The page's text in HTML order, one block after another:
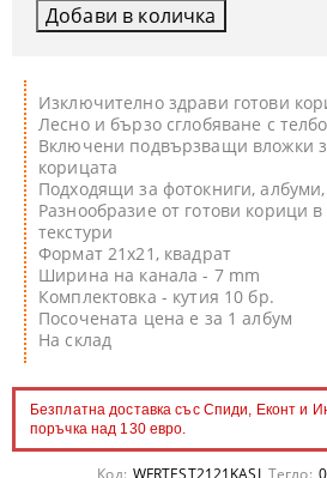
Изключително здрави готови
Лесно и бързо сглобяване с
Включени подвързващи вложки
корицата
Подходящи за фотокниги,
Разнообразие от готови корици
текстури
Формат 21x21, квадрат
Ширина на канала - 7 mm
Комплектовка - кутия 10 бр.
Посочената цена е за 1 албум
На склад
Безплатна доставка със Спиди, Еконт и
поръчка над 130 евро.
Код: WFRTEST2121KASL Тегло: